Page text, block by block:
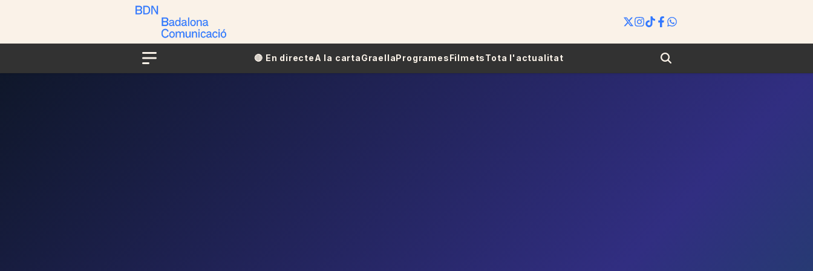
Menu
🔴​​ En directeA la cartaGraellaProgramesFilmetsTota l'actualitat Search